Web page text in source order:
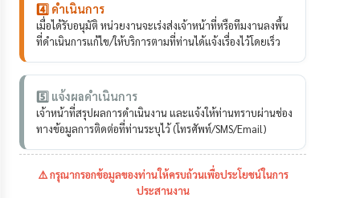
กิจการ
สภา
กิจการ
สภา
ท้อง
ถิ่น
ของ
เรา
4️⃣ ดำเนินการ
เมื่อได้รับอนุมัติ หน่วยงานจะเร่งส่งเจ้าหน้าที่หรือทีมงานลงพื้น
ที่ดำเนินการแก้ไข/ให้บริการตามที่ท่านได้แจ้งเรื่องไว้โดยเร็ว
5️⃣ แจ้งผลดำเนินการ
เจ้าหน้าที่สรุปผลการดำเนินงาน และแจ้งให้ท่านทราบผ่านช่อง
ทางข้อมูลการติดต่อที่ท่านระบุไว้ (โทรศัพท์/SMS/Email)
⚠️ กรุณากรอกข้อมูลของท่านให้ครบถ้วนเพื่อประโยชน์ในการ
ประสานงาน